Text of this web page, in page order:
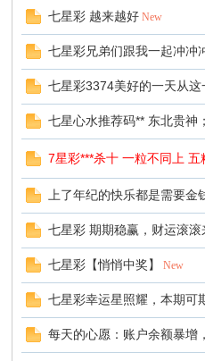
七星彩 越来越好 New
七星彩兄弟们跟我一起冲冲
七星彩3374美好的一天从这
七星心水推荐码** 东北贵神
7星彩***杀十 一粒不同上 五
上了年纪的快乐都是需要金
七星彩 期期稳赢，财运滚滚
七星彩【悄悄中奖】 New
七星彩幸运星照耀，本期可
每天的心愿：账户余额暴增